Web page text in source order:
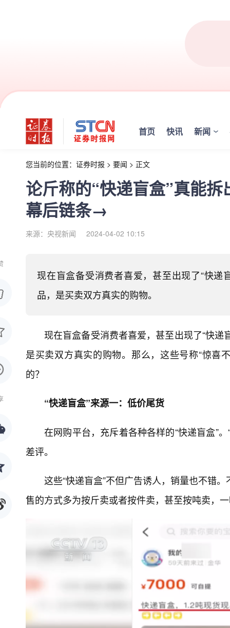
首页 快讯 新闻
您当前的位置： 证券时报 > 要闻 > 正文
论斤称的“快递盲盒”真能
幕后链条→
来源：央视新闻 2024-04-02 10:15
现在盲盒备受消费者喜爱，甚至出现了“快
品，是买卖双方真实的购物。
现在盲盒备受消费者喜爱，甚至出现了“快
是买卖双方真实的购物。那么，这些号称“惊喜
的？
“快递盲盒”来源一：低价尾货
在网购平台，充斥着各种各样的“快递盲盒”
差评。
这些“快递盲盒”不但广告诱人，销量也不错
售的方式多为按斤卖或者按件卖，甚至按吨卖，